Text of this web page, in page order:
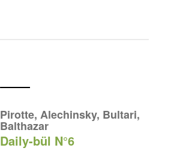
Pirotte, Alechinsky, Bultari,
Balthazar
Daily-bül N°6